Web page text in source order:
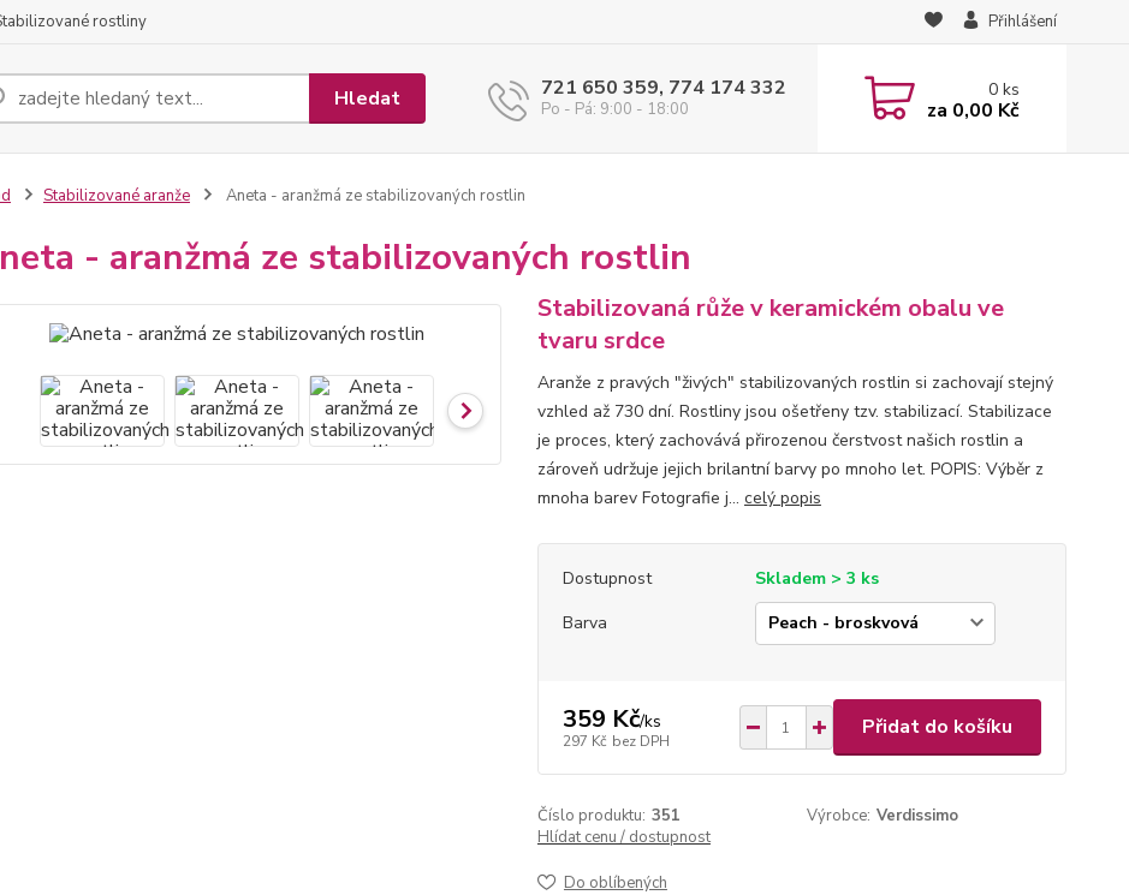
rostliny Přihlášení
Hledat 721 650 359, 774 174 332
Po - Pá: 9:00 - 18:00
0ks
za 0,00 Kč
Stabilizované aranže Aneta - aranžmá ze stabilizovaných rostlin
- aranžmá ze stabilizovaných rostlin
Stabilizovaná růže v keramickém obalu ve
tvaru srdce
Aranže z pravých "živých" stabilizovaných rostlin si zachovají stejný
vzhled až 730 dní. Rostliny jsou ošetřeny tzv. stabilizací. Stabilizace
je proces, který zachovává přirozenou čerstvost našich rostlin a
zároveň udržuje jejich brilantní barvy po mnoho let. POPIS: Výběr z
mnoha barev Fotografie j... celý popis
Dostupnost
Skladem > 3 ks
Barva
359 Kč/ks
297 Kč bez DPH
Přidat do košíku
Číslo produktu: 351 Výrobce: Verdissimo
Hlídat cenu / dostupnost
Do oblíbených